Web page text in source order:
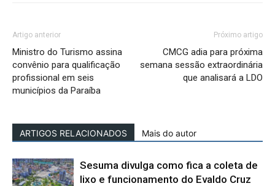
Artigo anterior
Ministro do Turismo assina
convênio para qualificação
profissional em seis
municípios da Paraíba
Próximo artigo
CMCG adia para próxima
semana sessão extraordinária
que analisará a LDO
ARTIGOS RELACIONADOS Mais do autor
Sesuma divulga como fica a coleta de
lixo e funcionamento do Evaldo Cruz